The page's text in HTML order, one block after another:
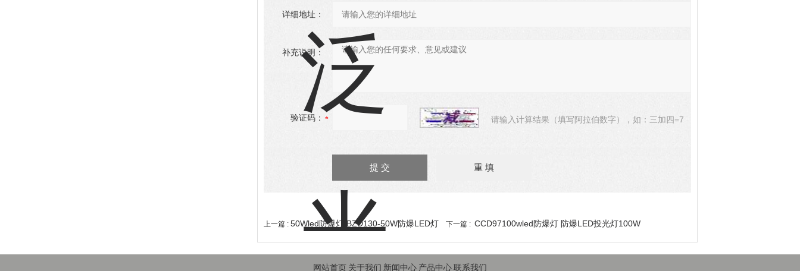
详细地址：
补充说明：
验证码： 请输入计算结果（填写阿拉伯数字），如：三加四=7
上一篇 : 50Wled防爆灯 BZD130-50W防爆LED灯 下一篇 : CCD97100wled防爆灯​ 防爆LED投光灯100W
网站首页 关于我们 新闻中心 产品中心联系我们